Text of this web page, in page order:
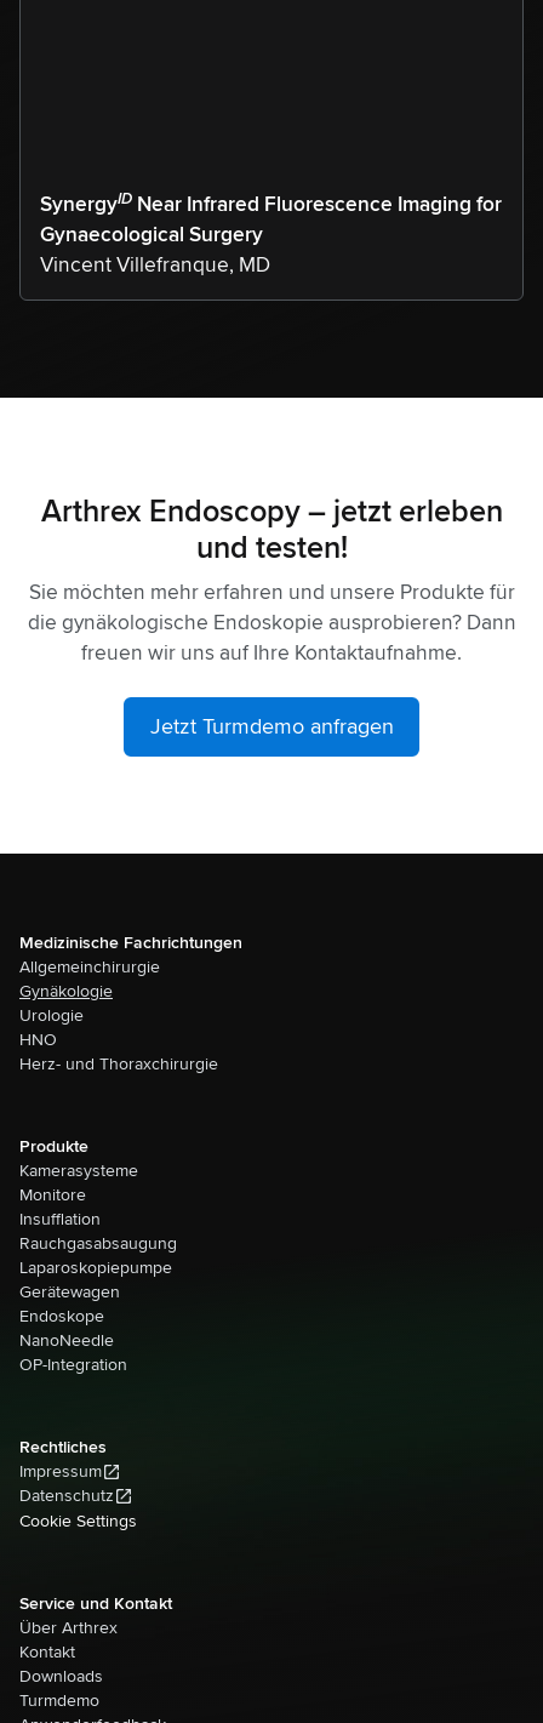
SynergyID Near Infrared Fluorescence Imaging for
Gynaecological Surgery
Vincent Villefranque, MD
Arthrex Endoscopy – jetzt erleben
und testen!
Sie möchten mehr erfahren und unsere Produkte für
die gynäkologische Endoskopie ausprobieren? Dann
freuen wir uns auf Ihre Kontaktaufnahme.
Jetzt Turmdemo anfragen
Medizinische Fachrichtungen
Allgemeinchirurgie
Gynäkologie
Urologie
HNO
Herz- und Thoraxchirurgie
Produkte
Kamerasysteme
Monitore
Insufflation
Rauchgasabsaugung
Laparoskopiepumpe
Gerätewagen
Endoskope
NanoNeedle
OP-Integration
Rechtliches
Impressum
Datenschutz
Cookie Settings
Service und Kontakt
Über Arthrex
Kontakt
Downloads
Turmdemo